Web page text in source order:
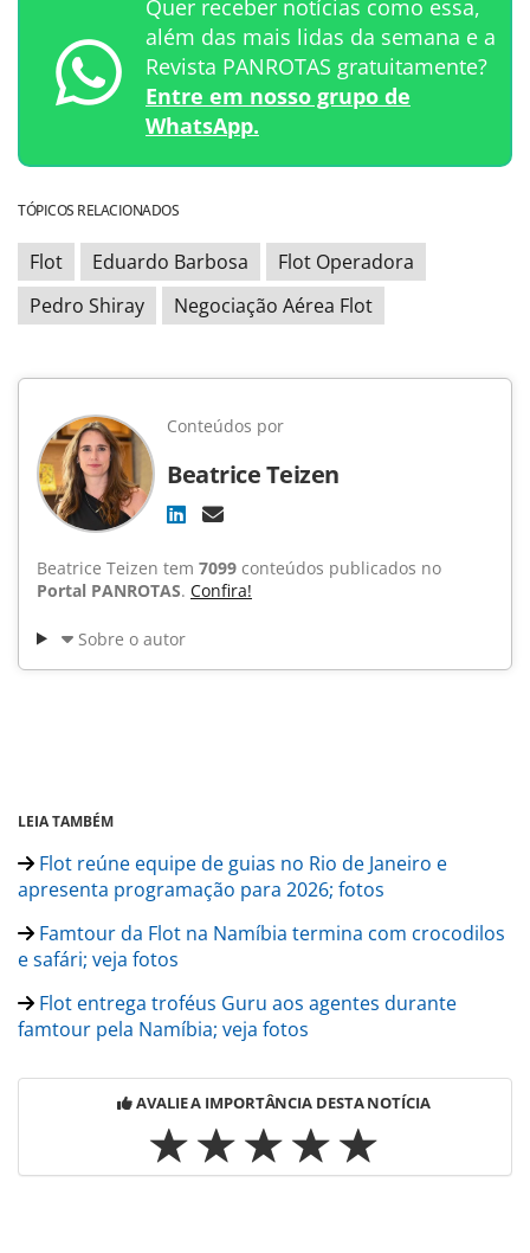
Quer receber notícias como essa,
além das mais lidas da semana e a
Revista PANROTAS gratuitamente?
Entre em nosso grupo de
WhatsApp.
TÓPICOS RELACIONADOS
Flot Eduardo Barbosa
Flot Operadora
Pedro Shiray
Negociação Aérea Flot
Conteúdos por
Beatrice Teizen
Beatrice Teizen tem 7099 conteúdos publicados no
Portal PANROTAS. Confira!
Sobre o autor
LEIA TAMBÉM
Flot reúne equipe de guias no Rio de Janeiro e
apresenta programação para 2026; fotos
Famtour da Flot na Namíbia termina com crocodilos
e safári; veja fotos
Flot entrega troféus Guru aos agentes durante
famtour pela Namíbia; veja fotos
AVALIE A IMPORTÂNCIA DESTA NOTÍCIA